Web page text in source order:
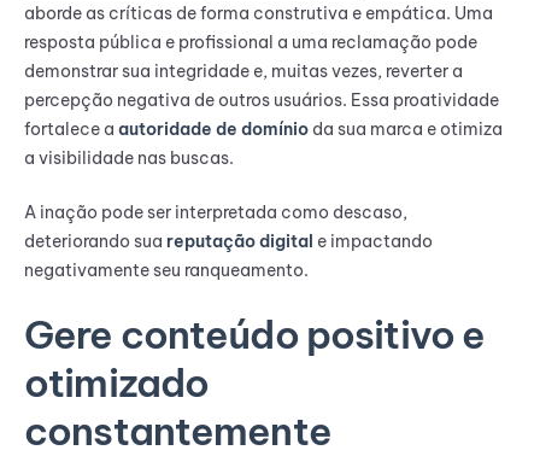
aborde as críticas de forma construtiva e empática. Uma
resposta pública e profissional a uma reclamação pode
demonstrar sua integridade e, muitas vezes, reverter a
percepção negativa de outros usuários. Essa proatividade
fortalece a autoridade de domínio da sua marca e otimiza
a visibilidade nas buscas.
A inação pode ser interpretada como descaso,
deteriorando sua reputação digital e impactando
negativamente seu ranqueamento.
Gere conteúdo positivo e
otimizado
constantemente